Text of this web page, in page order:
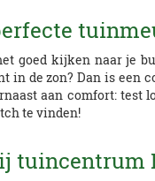
goed kijken naar je
in de zon? Dan is
aan comfort:
te vinden!
tuincentrum